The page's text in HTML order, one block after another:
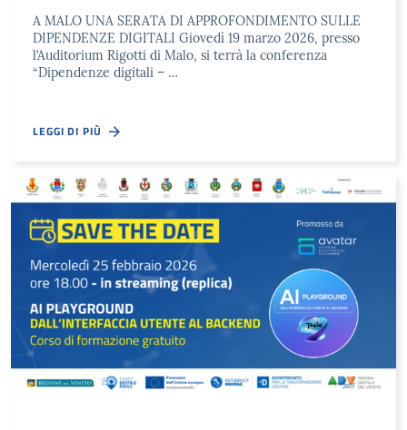
A MALO UNA SERATA DI APPROFONDIMENTO SULLE
DIPENDENZE DIGITALI Giovedì 19 marzo 2026, presso
l’Auditorium Rigotti di Malo, si terrà la conferenza
“Dipendenze digitali – …
LEGGI DI PIÙ